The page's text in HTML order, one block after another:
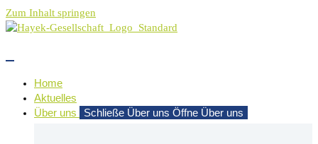
Zum Inhalt springen
Home
Aktuelles
Über uns
Schließe Über uns Öffne Über uns